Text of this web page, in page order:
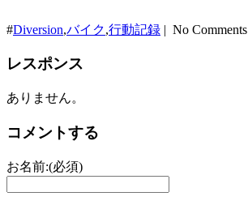
#Diversion,バイク,行動記録 | No Comments
レスポンス
ありません。
コメントする
お名前:(必須)